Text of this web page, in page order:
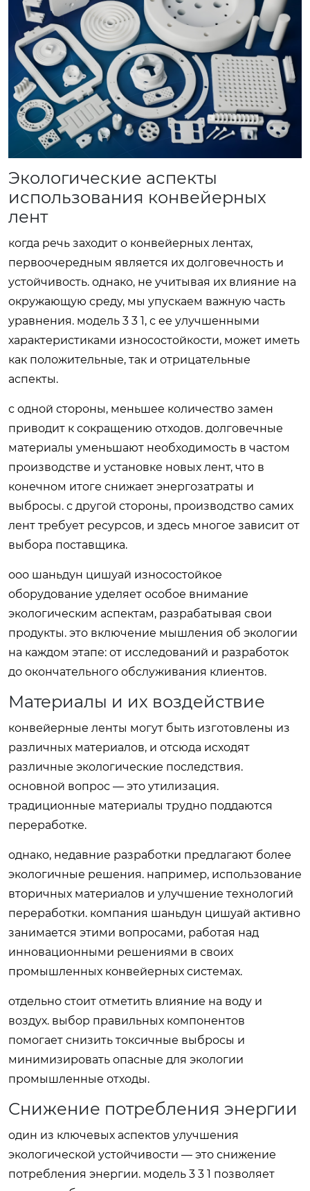
Экологические аспекты
использования конвейерных
лент
когда речь заходит о конвейерных лентах,
первоочередным является их долговечность и
устойчивость. однако, не учитывая их влияние на
окружающую среду, мы упускаем важную часть
уравнения. модель 3 3 1, с ее улучшенными
характеристиками износостойкости, может иметь
как положительные, так и отрицательные
аспекты.
с одной стороны, меньшее количество замен
приводит к сокращению отходов. долговечные
материалы уменьшают необходимость в частом
производстве и установке новых лент, что в
конечном итоге снижает энергозатраты и
выбросы. с другой стороны, производство самих
лент требует ресурсов, и здесь многое зависит от
выбора поставщика.
ооо шаньдун цишуай износостойкое
оборудование уделяет особое внимание
экологическим аспектам, разрабатывая свои
продукты. это включение мышления об экологии
на каждом этапе: от исследований и разработок
до окончательного обслуживания клиентов.
Материалы и их воздействие
конвейерные ленты могут быть изготовлены из
различных материалов, и отсюда исходят
различные экологические последствия.
основной вопрос — это утилизация.
традиционные материалы трудно поддаются
переработке.
однако, недавние разработки предлагают более
экологичные решения. например, использование
вторичных материалов и улучшение технологий
переработки. компания шаньдун цишуай активно
занимается этими вопросами, работая над
инновационными решениями в своих
промышленных конвейерных системах.
отдельно стоит отметить влияние на воду и
воздух. выбор правильных компонентов
помогает снизить токсичные выбросы и
минимизировать опасные для экологии
промышленные отходы.
Снижение потребления энергии
один из ключевых аспектов улучшения
экологической устойчивости — это снижение
потребления энергии. модель 3 3 1 позволяет